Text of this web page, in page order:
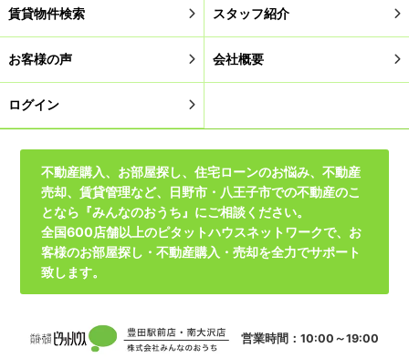
賃貸物件検索 スタッフ紹介
お客様の声 会社概要
ログイン
不動産購入、お部屋探し、住宅ローンのお悩み、不動産
売却、賃貸管理など、日野市・八王子市での不動産のこ
となら『みんなのおうち』にご相談ください。
全国600店舗以上のピタットハウスネットワークで、お
客様のお部屋探し・不動産購入・売却を全力でサポート
致します。
営業時間：10:00～19:00